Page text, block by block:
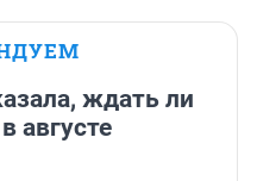
ждать ли
августе